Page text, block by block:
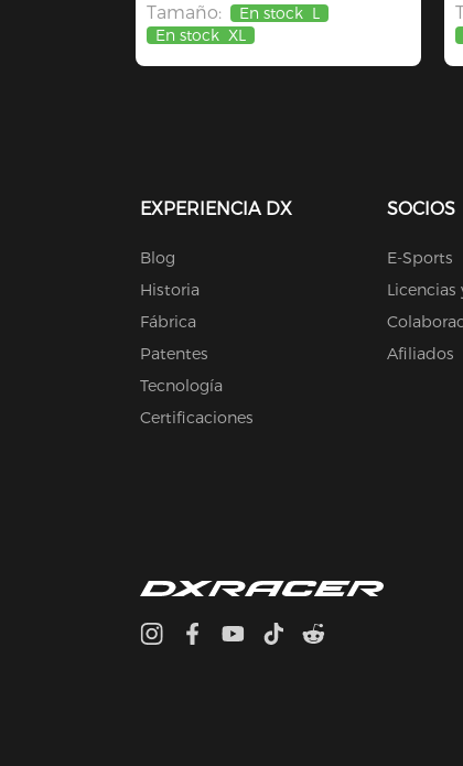
Tamaño: En stock L
En stock XL
EXPERIENCIA DX
Blog
Historia
Fábrica
Patentes
Tecnología
Certificaciones
SOCIOS
E-Sports
Licencias
Afiliados